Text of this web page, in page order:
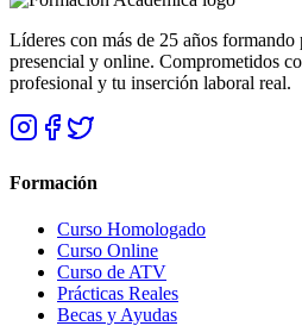
Líderes con más de 25 años
presencial y online. Comprometidos
profesional y tu inserción laboral real.
Formación
Curso Homologado
Curso Online
Curso de ATV
Prácticas Reales
Becas y Ayudas